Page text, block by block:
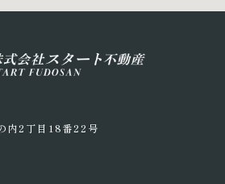
内2丁目18番22号